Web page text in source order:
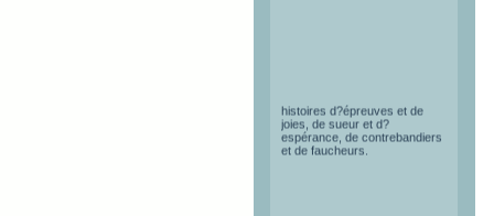
joies, de sueur et d?
espérance, de contrebandiers
et de faucheurs.